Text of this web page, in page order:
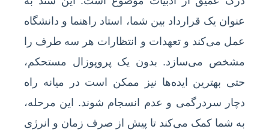
عنوان یک قرارداد بین شما، استاد راهنما و دانشگاه
عمل می‌کند و تعهدات و انتظارات هر سه طرف را
مشخص می‌سازد. بدون یک پروپوزال مستحکم،
حتی بهترین ایده‌ها نیز ممکن است در میانه راه
دچار سردرگمی و عدم انسجام شوند. این مرحله،
به شما کمک می‌کند تا پیش از صرف زمان و انرژی